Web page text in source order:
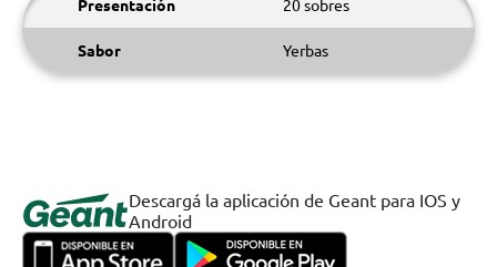
Presentación 20 sobres
Sabor Yerbas
Descargá la aplicación de Geant para IOS y
Android